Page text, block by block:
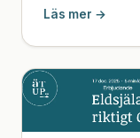
Läs mer →